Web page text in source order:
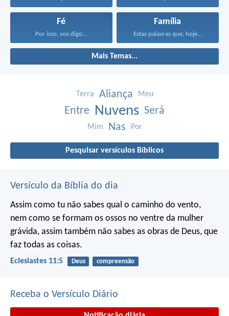
Fé
Por isso, vos digo...
Família
Estas palavras que, hoje...
Mais Temas...
Terra Aliança Meu
Entre Nuvens Será
Mim Nas Por
Pesquisar versículos Bíblicos
Versículo da Bíblia do dia
Assim como tu não sabes qual o caminho do vento,
nem como se formam os ossos no ventre da mulher
grávida, assim também não sabes as obras de Deus, que
faz todas as coisas.
Eclesiastes 11:5 Deus compreensão
Receba o Versículo Diário